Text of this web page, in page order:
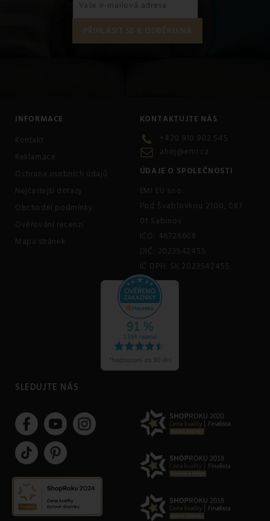
INFORMACE
Kontakt
Reklamace
Ochrana osobních údajů
Nejčastejší dotazy
Obchodní podmínky
Ověřování recenzí
Mapa stránek
KONTAKTUJTE NÁS
+420 910 902 545
ahoj@emi.cz
ÚDAJE O SPOLEČNOSTI
EMI EU s.r.o.
Pod Švabľovkou 2100, 083
01 Sabinov
IČO: 46726608
DIČ: 2023542455
IČ DPH: SK 2023542455
SLEDUJTE NÁS